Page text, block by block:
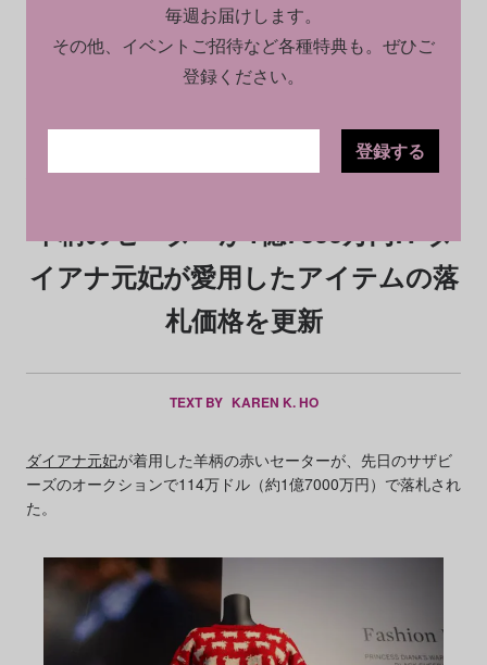
2023.09.19
羊柄のセーターが1億7000万円!? ダ
イアナ元妃が愛用したアイテムの落
札価格を更新
TEXT BY KAREN K. HO
ダイアナ元妃が着用した羊柄の赤いセーターが、先日のサザビ
ーズのオークションで114万ドル（約1億7000万円）で落札され
た。
毎週お届けします。
その他、イベントご招待など各種特典も。ぜひご
登録ください。
登録する